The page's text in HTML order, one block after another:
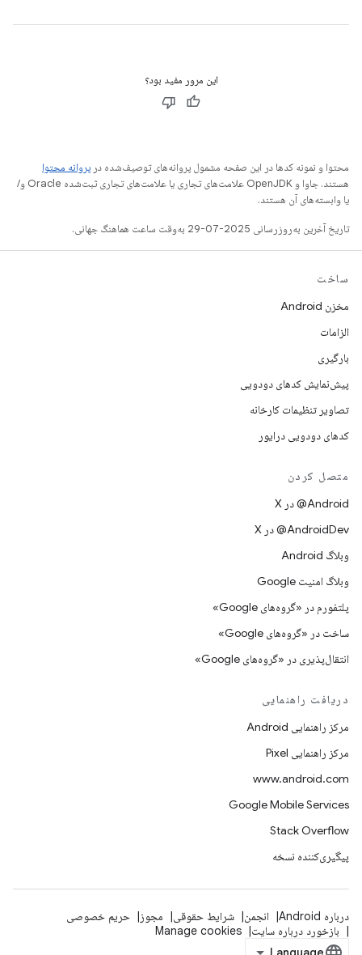
این مرور مفید بود؟
محتوا و نمونه کدها در این صفحه مشمول پروانه‌های توصیف‌شده در پروانه محتوا
هستند. جاوا و OpenJDK علامت‌های تجاری یا علامت‌های تجاری ثبت‌شده Oracle و/
یا وابسته‌های آن هستند.
تاریخ آخرین به‌روزرسانی 2025-07-29 به‌وقت ساعت هماهنگ جهانی.
ساخت
مخزن Android
الزامات
بارگیری
پیش‌نمایش کدهای دودویی
تصاویر تنظیمات کارخانه
کدهای دودویی درایور
متصل کردن
‫‎@Android در X
‫‎@AndroidDev در X
وبلاگ Android
وبلاگ امنیت Google
پلتفورم در «گروه‌های Google»
ساخت در «گروه‌های Google»
انتقال‌پذیری در «گروه‌های Google»
دریافت راهنمایی
مرکز راهنمایی Android
مرکز راهنمایی Pixel
www.android.com
Google Mobile Services
Stack Overflow
پیگیری‌کننده نسخه
درباره Android انجمن شرایط حقوقی مجوز
حریم خصوصی
بازخورد درباره سایت
Manage cookies